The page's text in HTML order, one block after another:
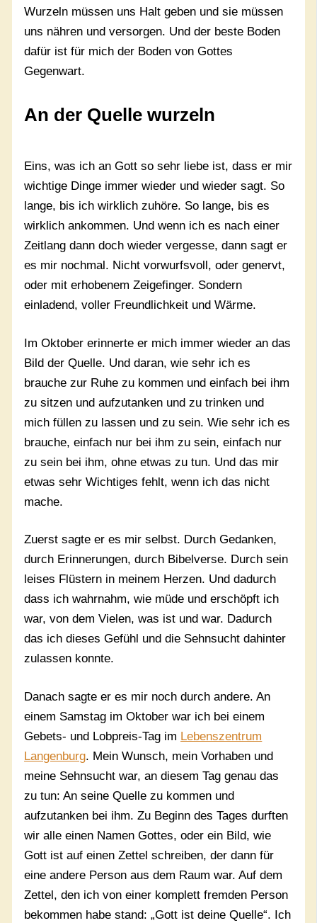
Wurzeln müssen uns Halt geben und sie müssen
uns nähren und versorgen. Und der beste Boden
dafür ist für mich der Boden von Gottes
Gegenwart.
An der Quelle wurzeln
Eins, was ich an Gott so sehr liebe ist, dass er mir
wichtige Dinge immer wieder und wieder sagt. So
lange, bis ich wirklich zuhöre. So lange, bis es
wirklich ankommen. Und wenn ich es nach einer
Zeitlang dann doch wieder vergesse, dann sagt er
es mir nochmal. Nicht vorwurfsvoll, oder genervt,
oder mit erhobenem Zeigefinger. Sondern
einladend, voller Freundlichkeit und Wärme.
Im Oktober erinnerte er mich immer wieder an das
Bild der Quelle. Und daran, wie sehr ich es
brauche zur Ruhe zu kommen und einfach bei ihm
zu sitzen und aufzutanken und zu trinken und
mich füllen zu lassen und zu sein. Wie sehr ich es
brauche, einfach nur bei ihm zu sein, einfach nur
zu sein bei ihm, ohne etwas zu tun. Und das mir
etwas sehr Wichtiges fehlt, wenn ich das nicht
mache.
Zuerst sagte er es mir selbst. Durch Gedanken,
durch Erinnerungen, durch Bibelverse. Durch sein
leises Flüstern in meinem Herzen. Und dadurch
dass ich wahrnahm, wie müde und erschöpft ich
war, von dem Vielen, was ist und war. Dadurch
das ich dieses Gefühl und die Sehnsucht dahinter
zulassen konnte.
Danach sagte er es mir noch durch andere. An
einem Samstag im Oktober war ich bei einem
Gebets- und Lobpreis-Tag im Lebenszentrum
Langenburg. Mein Wunsch, mein Vorhaben und
meine Sehnsucht war, an diesem Tag genau das
zu tun: An seine Quelle zu kommen und
aufzutanken bei ihm. Zu Beginn des Tages durften
wir alle einen Namen Gottes, oder ein Bild, wie
Gott ist auf einen Zettel schreiben, der dann für
eine andere Person aus dem Raum war. Auf dem
Zettel, den ich von einer komplett fremden Person
bekommen habe stand: „Gott ist deine Quelle“. Ich